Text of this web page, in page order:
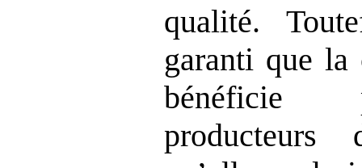
qualité.
garanti que la
bénéficie